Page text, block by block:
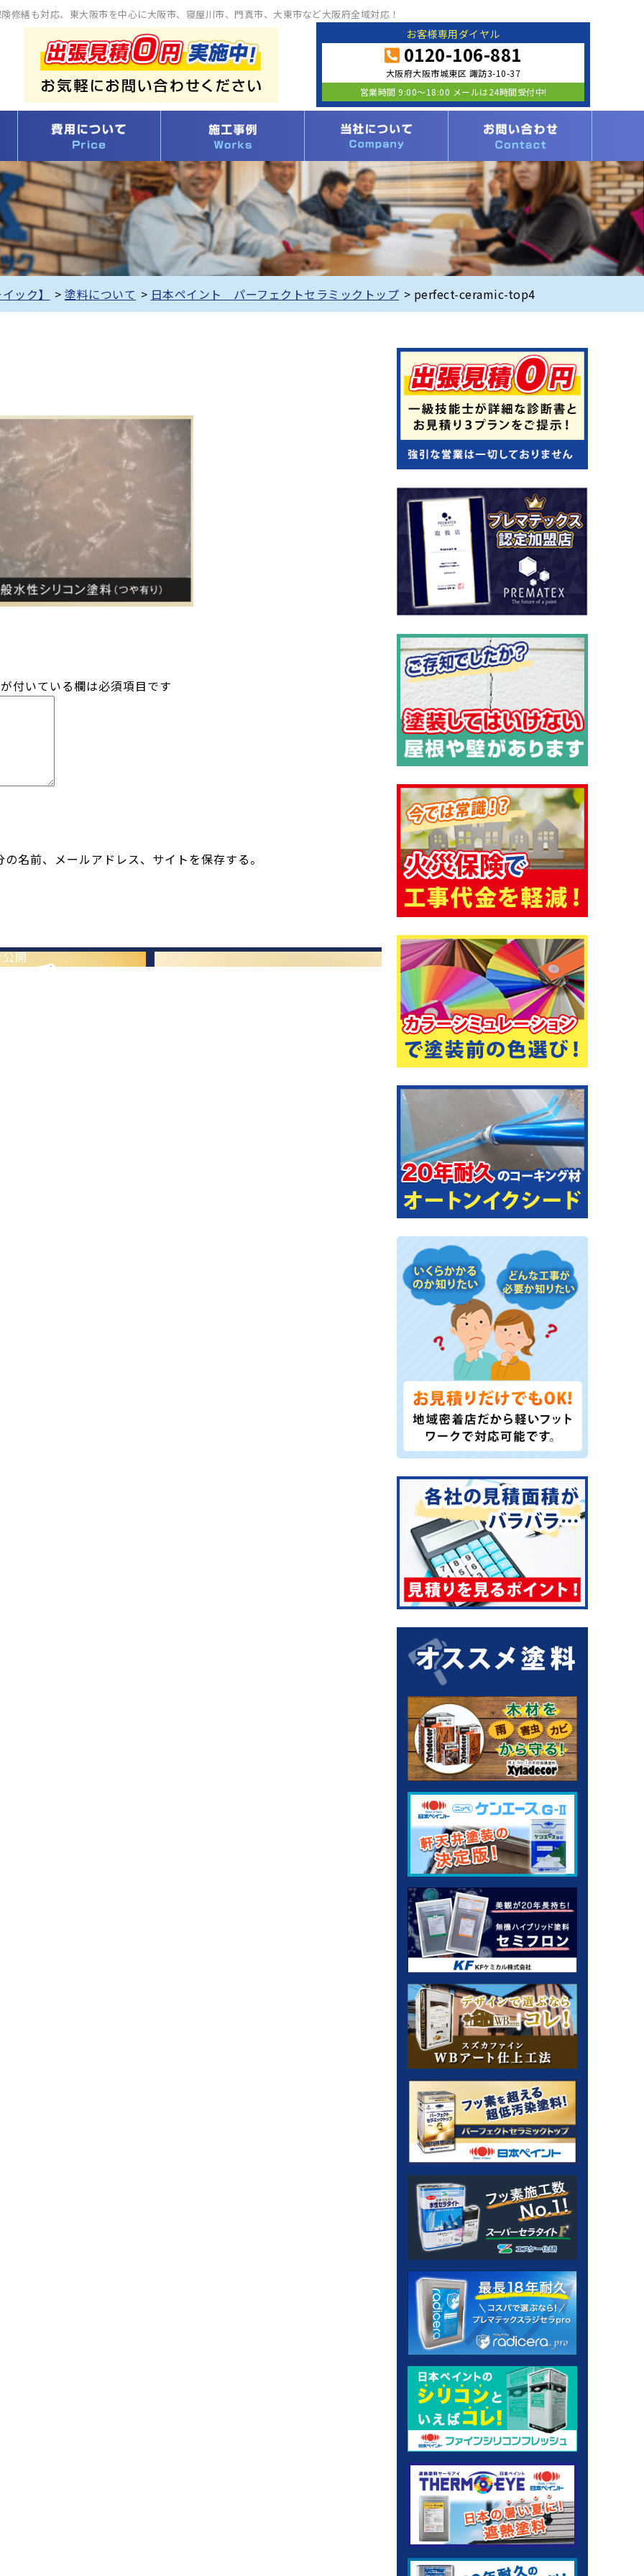
修繕も対応、東大阪市を中心に大阪市、寝屋川市、門真市、大東市など大阪府全域対応！
お客様専用ダイヤル
0120-106-881
大阪府大阪市城東区 諏訪3-10-37
営業時間 9:00〜18:00 メールは24時間受付中!
ック】 > 塗料について > 日本ペイント パーフェクトセラミックトップ > perfect-ceramic-top4
が付いている欄は必須項目です
名前、メールアドレス、サイトを保存する。
開